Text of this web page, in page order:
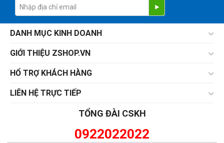
DANH MỤC KINH DOANH
GIỚI THIỆU ZSHOP.VN
HỔ TRỢ KHÁCH HÀNG
LIÊN HỆ TRỰC TIẾP
TỔNG ĐÀI CSKH
0922022022